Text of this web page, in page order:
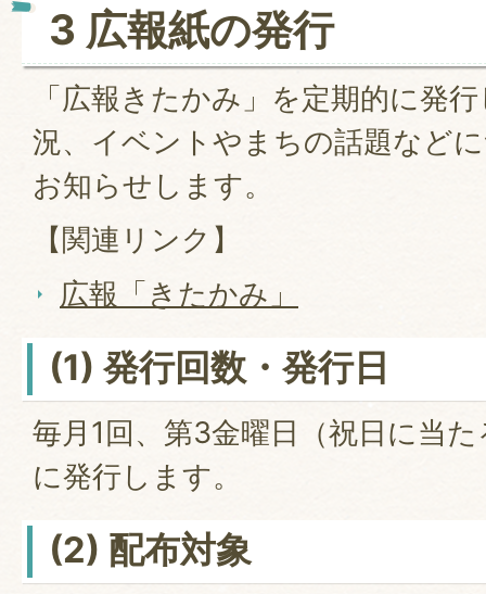
3 広報紙の発行
「広報きたかみ」を定期的に発
況、イベントやまちの話題など
お知らせします。
【関連リンク】
広報「きたかみ」
(1) 発行回数・発行日
毎月1回、第3金曜日（祝日に当
に発行します。
(2) 配布対象